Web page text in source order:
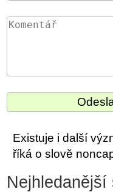
Existuje i další
říká o slově
Nejhledanější